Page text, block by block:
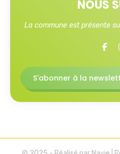
NOUS
La commune est présente
S'abonner à la